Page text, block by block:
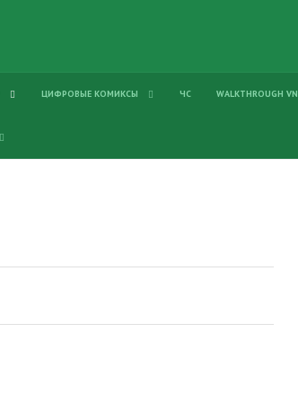
ЦИФРОВЫЕ КОМИКСЫ ЧС WALKTHROUGH VN